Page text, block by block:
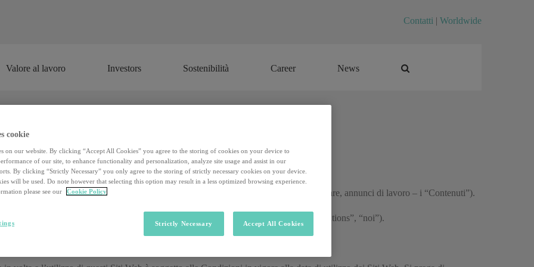
Contatti | Worldwide
Valore al lavoro Investors Sostenibilità Career News
Termini e Condizioni Brand
OGGETTO E ACCETTAZIONE DELLE CONDIZIONI D’USO
l’utilizzo dei siti webwww.lhh.com/it (i “Siti Web”) ed i relativi contenuti (in particolare, annunci di lavoro – i “Contenuti”).
Via Tolmezzo 15, 20132 Milano, Italia (di seguito “PVI”, “LHH Recruitment Solutions”, “noi”).
a rispettare le presenti Condizioni in vigore al momento della visita ai Siti Web.
cookie
on our website. By clicking “Accept All Cookies” you agree to the storing of cookies on your device to
of our site, to enhance functionality and personalization, analyze site usage and assist in our
By clicking “Strictly Necessary” you only agree to the storing of strictly necessary cookies on your device.
will be used. Do note however that selecting this option may result in a less optimized browsing experience.
please see our
Cookie Policy
Strictly Necessary Accept All Cookies